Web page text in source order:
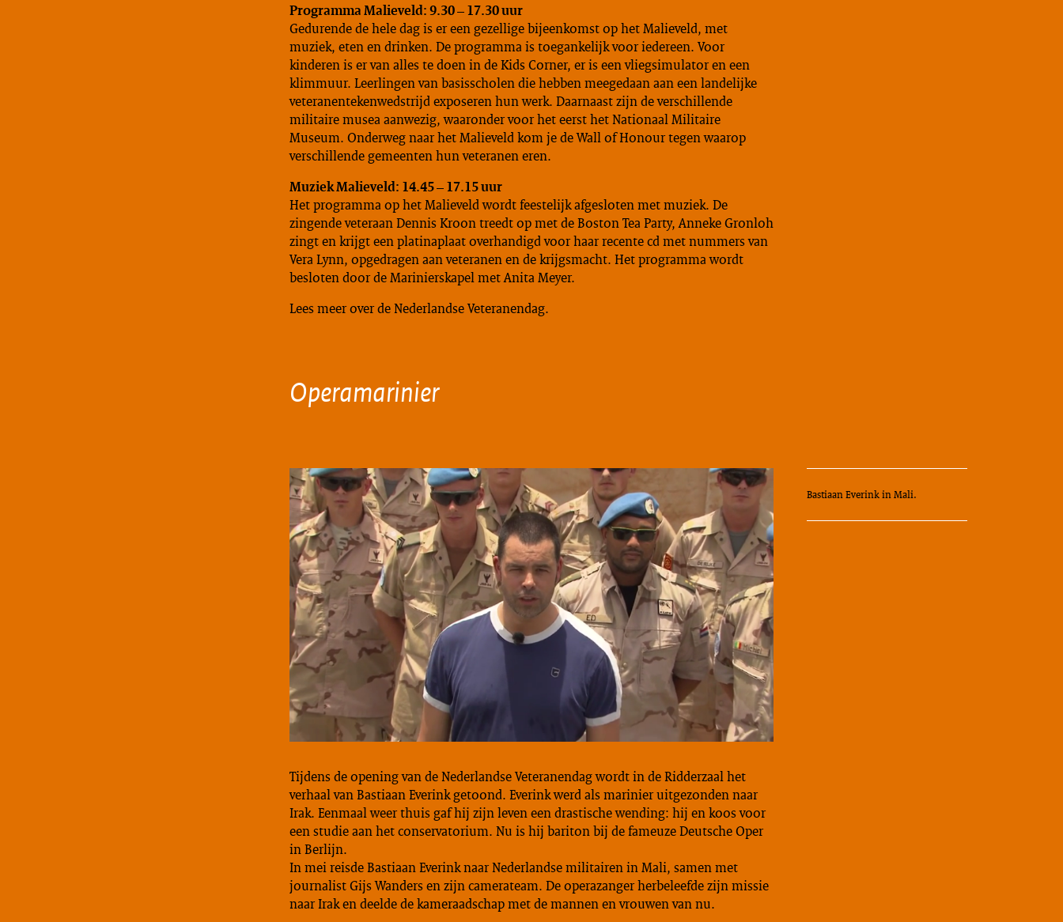
Programma Malieveld: 9.30 – 17.30 uur
Gedurende de hele dag is er een gezellige bijeenkomst op het Malieveld, met
muziek, eten en drinken. De programma is toegankelijk voor iedereen. Voor
kinderen is er van alles te doen in de Kids Corner, er is een vliegsimulator en een
klimmuur. Leerlingen van basisscholen die hebben meegedaan aan een landelijke
veteranentekenwedstrijd exposeren hun werk. Daarnaast zijn de verschillende
militaire musea aanwezig, waaronder voor het eerst het Nationaal Militaire
Museum. Onderweg naar het Malieveld kom je de Wall of Honour tegen waarop
verschillende gemeenten hun veteranen eren.
Muziek Malieveld: 14.45 – 17.15 uur
Het programma op het Malieveld wordt feestelijk afgesloten met muziek. De
zingende veteraan Dennis Kroon treedt op met de Boston Tea Party, Anneke Gronloh
zingt en krijgt een platinaplaat overhandigd voor haar recente cd met nummers van
Vera Lynn, opgedragen aan veteranen en de krijgsmacht. Het programma wordt
besloten door de Marinierskapel met Anita Meyer.
Lees meer over de Nederlandse Veteranendag.
Operamarinier
Bastiaan Everink in Mali.
Tijdens de opening van de Nederlandse Veteranendag wordt in de Ridderzaal het
verhaal van Bastiaan Everink getoond. Everink werd als marinier uitgezonden naar
Irak. Eenmaal weer thuis gaf hij zijn leven een drastische wending: hij en koos voor
een studie aan het conservatorium. Nu is hij bariton bij de fameuze Deutsche Oper
in Berlijn.
In mei reisde Bastiaan Everink naar Nederlandse militairen in Mali, samen met
journalist Gijs Wanders en zijn camerateam. De operazanger herbeleefde zijn missie
naar Irak en deelde de kameraadschap met de mannen en vrouwen van nu.